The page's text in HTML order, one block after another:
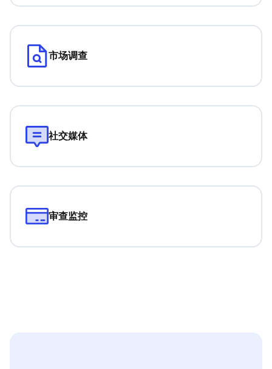
市场调查
社交媒体
审查监控